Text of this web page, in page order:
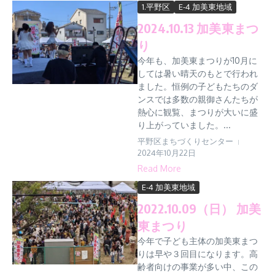
1.平野区 E-4 加美東地域
2024.10.13 加美東まつ
り
今年も、加美東まつりが10月に
しては暑い晴天のもとで行われ
ました。恒例の子どもたちのダ
ンスでは多数の親御さんたちが
熱心に観覧、まつりが大いに盛
り上がっていました。...
平野区まちづくりセンター
2024年10月22日
Read More
E-4 加美東地域
2022.10.09（日） 加美
東まつり
今年で子ども主体の加美東まつ
りは早や３回目になります。高
齢者向けの事業が多い中、この